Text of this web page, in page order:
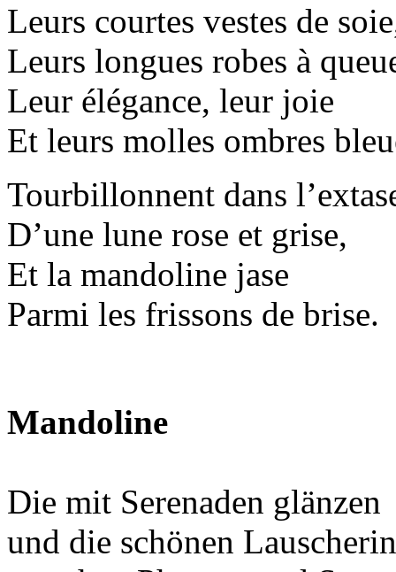
Leurs courtes vestes de
Leurs longues robes à
Leur élégance, leur joie
Et leurs molles ombres
Tourbillonnent dans
D’une lune rose et grise,
Et la mandoline jase
Parmi les frissons de brise.
Mandoline
Die mit Serenaden glänzen
und die schönen